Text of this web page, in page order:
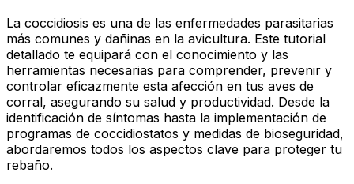
La coccidiosis es una de las enfermedades parasitarias
más comunes y dañinas en la avicultura. Este tutorial
detallado te equipará con el conocimiento y las
herramientas necesarias para comprender, prevenir y
controlar eficazmente esta afección en tus aves de
corral, asegurando su salud y productividad. Desde la
identificación de síntomas hasta la implementación de
programas de coccidiostatos y medidas de bioseguridad,
abordaremos todos los aspectos clave para proteger tu
rebaño.